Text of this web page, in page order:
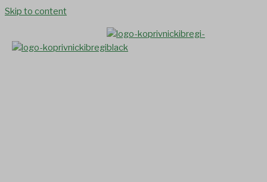
Skip to content